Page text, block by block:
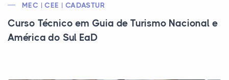
MEC | CEE | CADASTUR
Curso Técnico em Guia de Turismo Nacional e
América do Sul EaD